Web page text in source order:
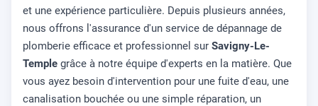
et une expérience particulière. Depuis plusieurs années,
nous offrons l'assurance d'un service de dépannage de
plomberie efficace et professionnel sur Savigny-Le-
Temple grâce à notre équipe d'experts en la matière. Que
vous ayez besoin d'intervention pour une fuite d'eau, une
canalisation bouchée ou une simple réparation, un